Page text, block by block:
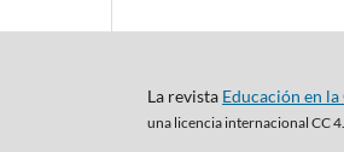
La revista Educación en
una licencia internacional CC